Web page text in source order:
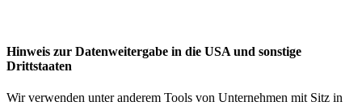
Hinweis zur Datenweitergabe in die USA und sonstige
Drittstaaten
Wir verwenden unter anderem Tools von Unternehmen mit Sitz in